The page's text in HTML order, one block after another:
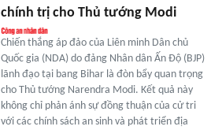
chính trị cho Thủ tướng Modi
Chiến thắng áp đảo của Liên minh Dân chủ
Quốc gia (NDA) do đảng Nhân dân Ấn Độ (BJP)
lãnh đạo tại bang Bihar là đòn bẩy quan trọng
cho Thủ tướng Narendra Modi. Kết quả này
không chỉ phản ánh sự đồng thuận của cử tri
với các chính sách an sinh và phát triển địa